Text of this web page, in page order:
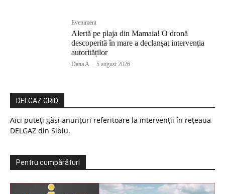
Eveniment
Alertă pe plaja din Mamaia! O dronă
descoperită în mare a declanșat intervenția
autorităților
Dana A - 5 august 2026
DELGAZ GRID
Aici puteți găsi anunțuri referitoare la intervenții în rețeaua
DELGAZ din Sibiu.
Pentru cumpărături